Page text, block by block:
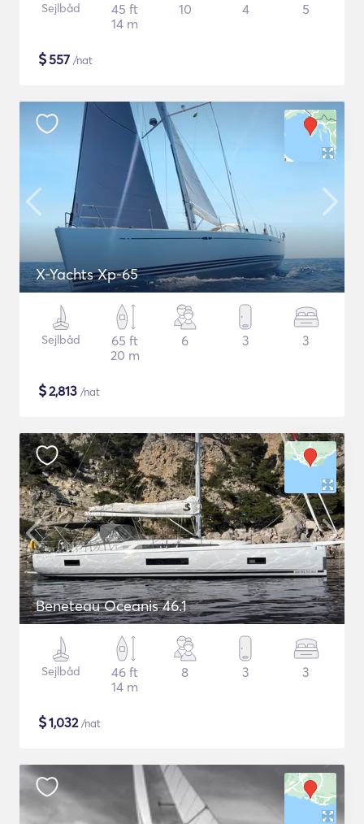
Sejlbåd
45 ft
14 m
10 4 5
$557 /nat
X-Yachts Xp-65
Sejlbåd
65 ft
20 m
6 3 3
$2,813 /nat
Beneteau Oceanis 46.1
Sejlbåd
46 ft
14 m
8 3 3
$1,032/nat